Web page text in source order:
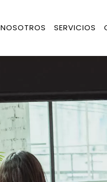
NOSOTROS SERVICIOS